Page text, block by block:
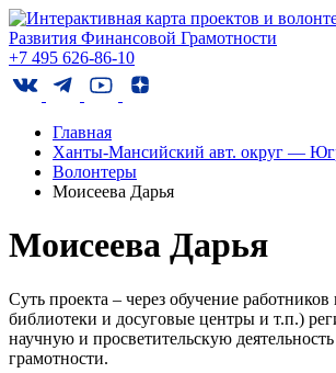
+7 495 626-86-10
Главная
Ханты-Мансийский авт. округ —
Волонтеры
Моисеева Дарья
Моисеева Дарья
Суть проекта – через обучение
библиотеки и досуговые центры и т.п.)
научную и просветительскую
грамотности.